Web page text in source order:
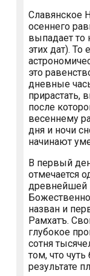
Славянское
осеннего
выпадает то
этих дат). То
это
дневные
прирастать,
после
весеннему
дня и ночи
начинают
В первый
отмечается
древнейшей
назван и
Рамхатъ.
глубокое
сотня
том, что
результате